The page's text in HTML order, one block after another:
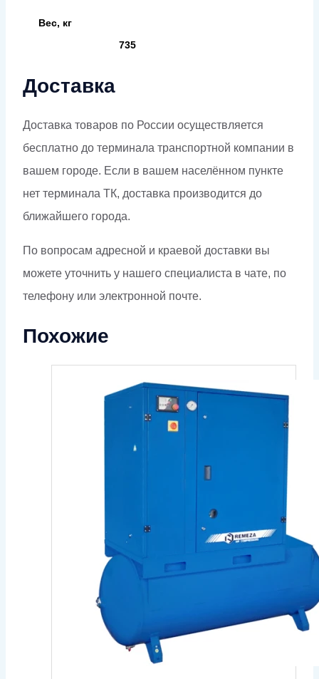
Вес, кг
735
Доставка
Доставка товаров по России осуществляется
бесплатно до терминала транспортной компании в
вашем городе. Если в вашем населённом пункте
нет терминала ТК, доставка производится до
ближайшего города.
По вопросам адресной и краевой доставки вы
можете уточнить у нашего специалиста в чате, по
телефону или электронной почте.
Похожие